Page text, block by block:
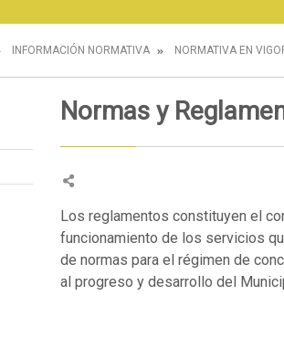
INFORMACIÓN NORMATIVA NORMATIVA EN
Normas y
Los reglamentos constituyen el
funcionamiento de los servicios
de normas para el régimen de
al progreso y desarrollo del